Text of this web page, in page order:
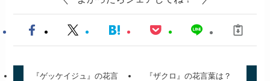
『ゲッケイジュ』の花言
『ザクロ』の花言葉は？